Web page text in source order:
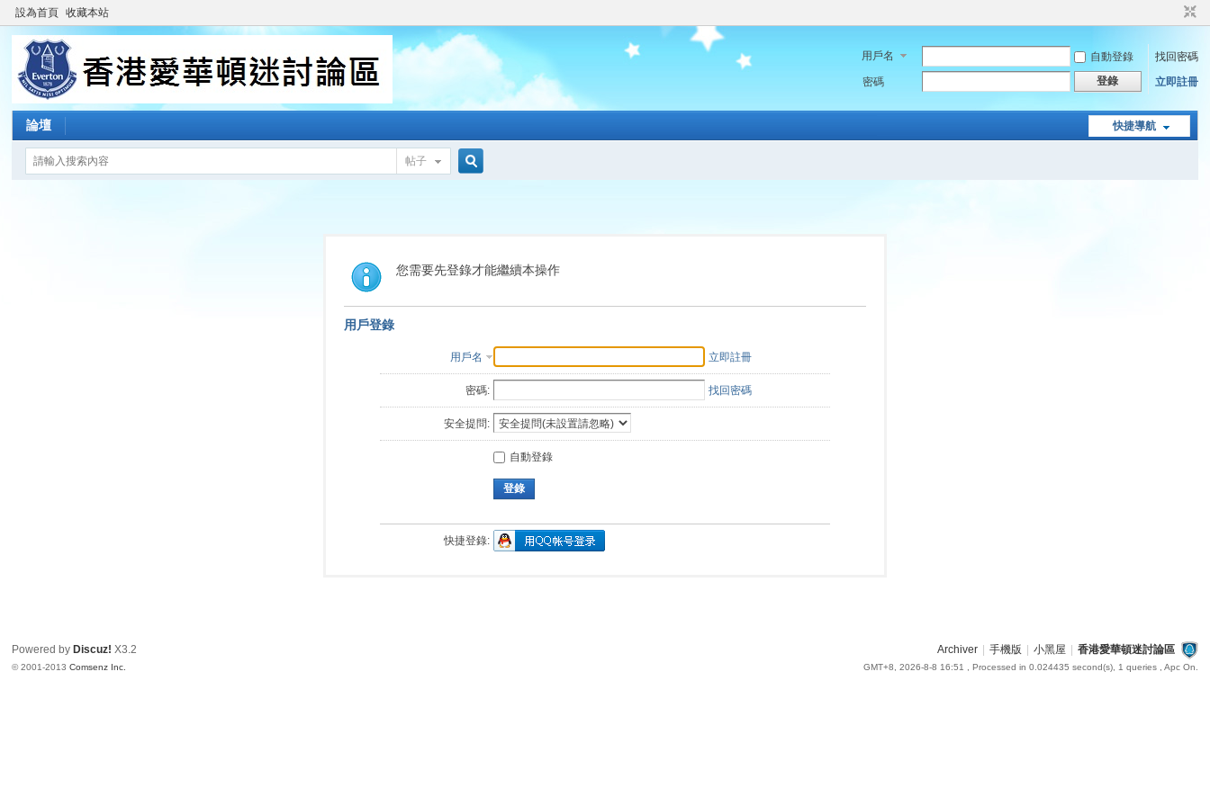
設為首頁 收藏本站
用戶名 自動登錄
找回密碼
密碼
登錄 立即註冊
快捷導航
論壇
帖子
索
您需要先登錄才能繼續本操作
用戶登錄
用戶名 立即註冊
密碼: 找回密碼
安全提問:
自動登錄
登錄
快捷登錄:
Archiver 手機版 小黑屋 香港愛華頓迷討論區
GMT+8, 2026-8-8 16:51 , Processed in 0.024435 second(s), 1 queries , Apc On.
Powered by Discuz! X3.2
© 2001-2013Comsenz Inc.